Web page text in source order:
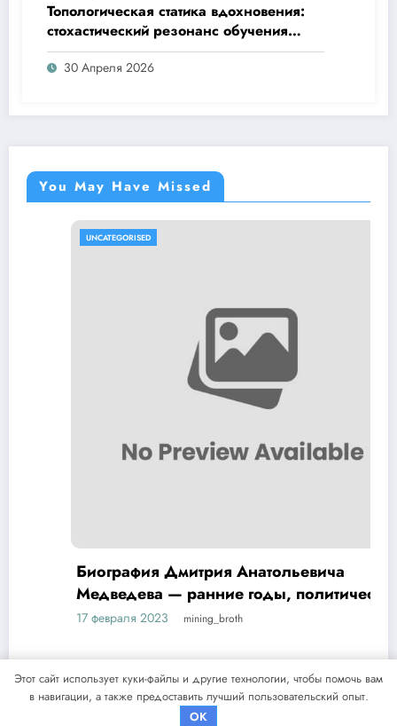
Топологическая статика вдохновения:
стохастический резонанс обучения
навыкам при пороговом значении
30 Апреля 2026
You May Have Missed
UNCATEGORISED
Биография Дмитрия Анатольевича
Медведева — ранние годы, политическая
карьера и достижения
17 февраля 2023 mining_broth
WordPress
Этот сайт использует куки-файлы и другие технологии, чтобы помочь вам
в навигации, а также предоставить лучший пользовательский опыт.
OK